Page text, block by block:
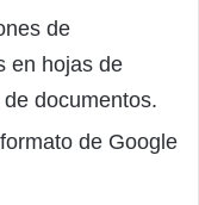
de
en hojas de
documentos.
de Google